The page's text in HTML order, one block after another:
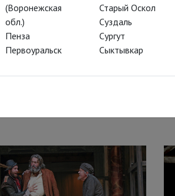
(Воронежская
обл.)
Пенза
Первоуральск
Старый Оскол
Суздаль
Сургут
Сыктывкар